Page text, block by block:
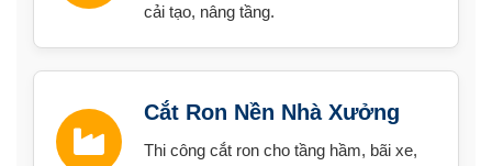
cải tạo, nâng tầng.
Cắt Ron Nền Nhà Xưởng
Thi công cắt ron cho tầng hầm, bãi xe,